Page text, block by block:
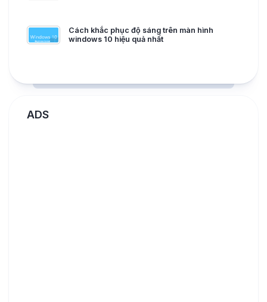
Cách khắc phục độ sáng trên màn hình
windows 10 hiệu quả nhất
ADS